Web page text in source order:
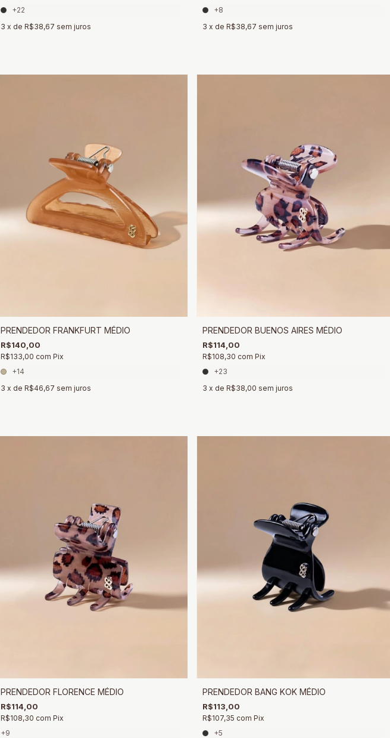
+22
3 x de R$38,67 sem juros
+8
3 x deR$38,67 sem juros
PRENDEDOR FRANKFURT MÉDIO
R$140,00
R$133,00 com Pix
+14
3 x de R$46,67 sem juros
PRENDEDOR BUENOS AIRES MÉDIO
R$114,00
R$108,30 com Pix
+23
3 x deR$38,00 sem juros
PRENDEDOR FLORENCE MÉDIO
R$114,00
R$108,30 com Pix
+9
PRENDEDOR BANG KOK MÉDIO
R$113,00
R$107,35 com Pix
+5